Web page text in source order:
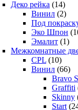
Деко рейка (14)
Винил (2)
Под
Эко Шпон
Эмалит (1)
Межкомнатные
CPL (10)
Винил (66)
Bravo S
Graffiti
Skinny
Start